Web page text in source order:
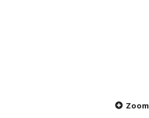
Zoom